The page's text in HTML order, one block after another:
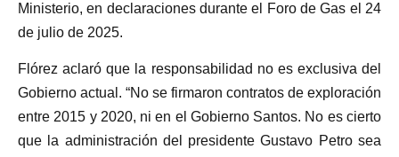
Ministerio, en declaraciones durante el Foro de Gas el 24
de julio de 2025.
Flórez aclaró que la responsabilidad no es exclusiva del
Gobierno actual. “No se firmaron contratos de exploración
entre 2015 y 2020, ni en el Gobierno Santos. No es cierto
que la administración del presidente Gustavo Petro sea